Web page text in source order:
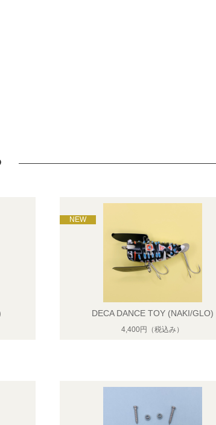
DECA DANCE TOY (NAKI/GLO)
4,400円 （税込み）